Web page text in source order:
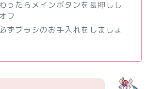
ったらメインボタンを長押しし
フ
ずブラシのお手入れをしましょ